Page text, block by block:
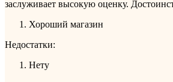
заслуживает высокую оценку.
Хороший магазин
Недостатки:
Нету